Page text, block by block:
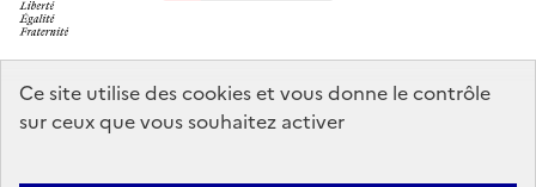
Ce site utilise des cookies et vous donne le contrôle
sur ceux que vous souhaitez activer
education.gouv.fr
enseignementsup-recherche.gouv.fr